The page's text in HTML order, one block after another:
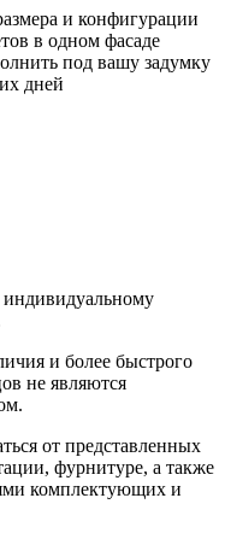
и конфигурации
в одном фасаде
под вашу задумку
дней
и более быстрого
не являются
от представленных
фурнитуре, а также
комплектующих и